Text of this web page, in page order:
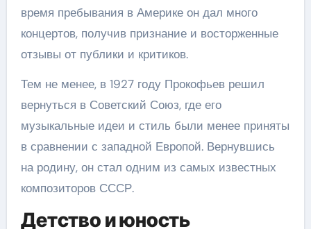
время пребывания в Америке он дал много
концертов, получив признание и восторженные
отзывы от публики и критиков.
Тем не менее, в 1927 году Прокофьев решил
вернуться в Советский Союз, где его
музыкальные идеи и стиль были менее приняты
в сравнении с западной Европой. Вернувшись
на родину, он стал одним из самых известных
композиторов СССР.
Детство и юность